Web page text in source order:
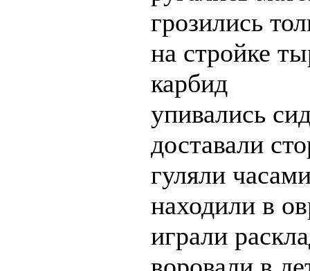
грозились
на стройке
карбид
упивались
доставали
гуляли
находили в
играли